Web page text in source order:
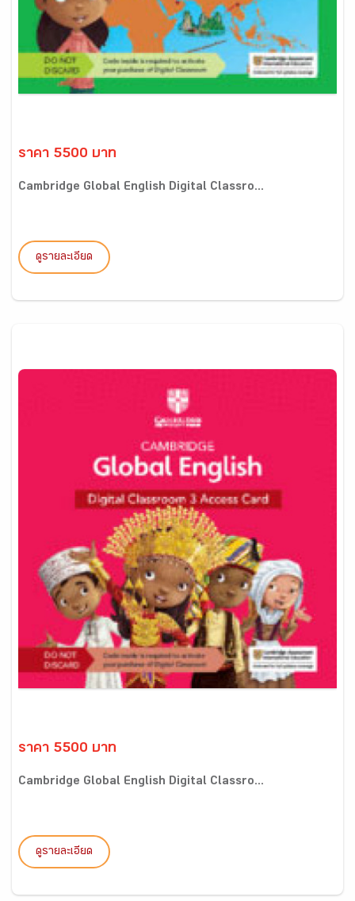
ราคา 5500 บาท
Cambridge Global English Digital Classro...
ดูรายละเอียด
ราคา 5500 บาท
Cambridge Global English Digital Classro...
ดูรายละเอียด